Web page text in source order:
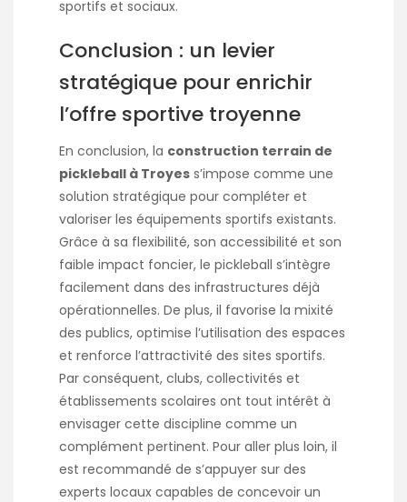
sportifs et sociaux.
Conclusion : un levier
stratégique pour enrichir
l’offre sportive troyenne
En conclusion, la construction terrain de
pickleball à Troyes s’impose comme une
solution stratégique pour compléter et
valoriser les équipements sportifs existants.
Grâce à sa flexibilité, son accessibilité et son
faible impact foncier, le pickleball s’intègre
facilement dans des infrastructures déjà
opérationnelles. De plus, il favorise la mixité
des publics, optimise l’utilisation des espaces
et renforce l’attractivité des sites sportifs.
Par conséquent, clubs, collectivités et
établissements scolaires ont tout intérêt à
envisager cette discipline comme un
complément pertinent. Pour aller plus loin, il
est recommandé de s’appuyer sur des
experts locaux capables de concevoir un